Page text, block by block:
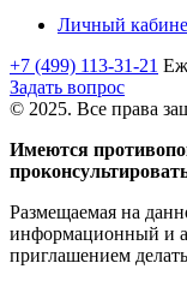
Личный
+7 (499) 113-31-21
Задать вопрос
© 2025. Все права
Имеются
Размещаемая на
информационный и
приглашением